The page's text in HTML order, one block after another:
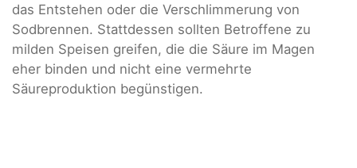
das Entstehen oder die Verschlimmerung von
Sodbrennen. Stattdessen sollten Betroffene zu
milden Speisen greifen, die die Säure im Magen
eher binden und nicht eine vermehrte
Säureproduktion begünstigen.